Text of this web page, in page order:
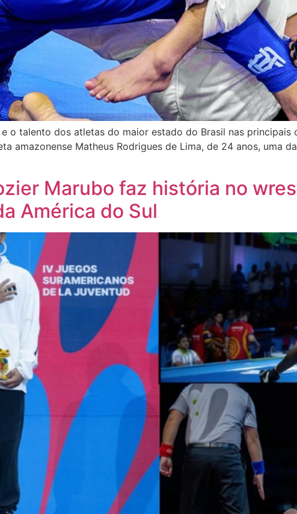
o talento dos atletas do maior estado do Brasil nas
amazonense Matheus Rodrigues de Lima, de 24 anos, uma
Marubo faz história no
América do Sul